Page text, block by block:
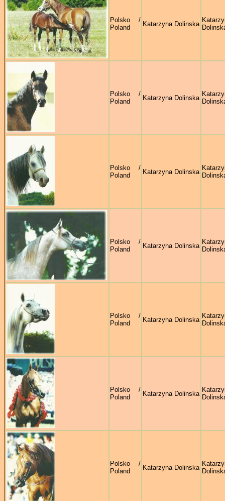
Polsko /
Poland
Katarzyna Dolinska
Polsko /
Poland
Katarzyna Dolinska
Polsko /
Poland
Katarzyna Dolinska
Polsko /
Poland
Katarzyna Dolinska
Polsko /
Poland
Katarzyna Dolinska
Polsko /
Poland
Katarzyna Dolinska
Polsko /
Poland
Katarzyna Dolinska